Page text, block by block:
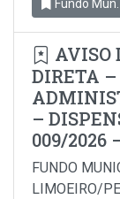
Fundo
AVISO
DIRETA –
–
009/2026
FUNDO
LIMOEIRO/